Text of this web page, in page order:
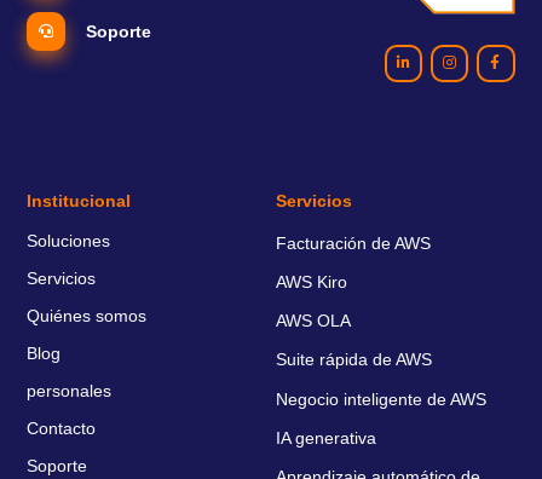
Soporte
Institucional
Soluciones
Servicios
Quiénes somos
Blog
personales
Contacto
Soporte
Servicios
Facturación de AWS
AWS Kiro
AWS OLA
Suite rápida de AWS
Negocio inteligente de AWS
IA generativa